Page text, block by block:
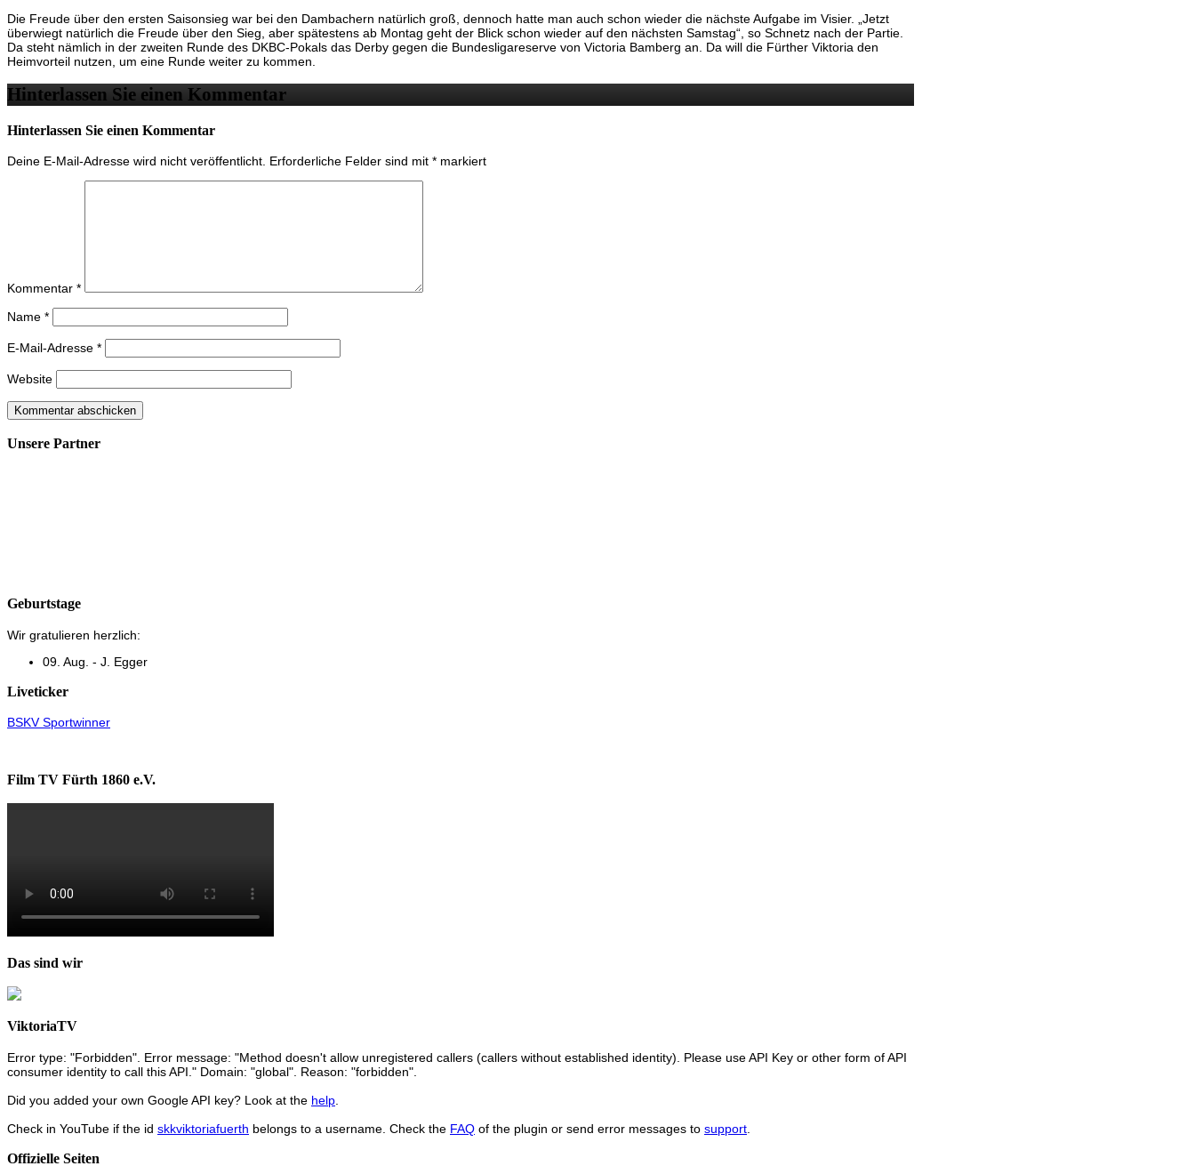
Die Freude über den ersten Saisonsieg war bei den Dambachern natürlich groß, dennoch hatte man auch schon wieder die nächste Aufgabe im Visier. „Jetzt
überwiegt natürlich die Freude über den Sieg, aber spätestens ab Montag geht der Blick schon wieder auf den nächsten Samstag“, so Schnetz nach der Partie.
Da steht nämlich in der zweiten Runde des DKBC-Pokals das Derby gegen die Bundesligareserve von Victoria Bamberg an. Da will die Fürther Viktoria den
Heimvorteil nutzen, um eine Runde weiter zu kommen.
Hinterlassen Sie einen Kommentar
Hinterlassen Sie einen Kommentar
Deine E-Mail-Adresse wird nicht veröffentlicht. Erforderliche Felder sind mit * markiert
Kommentar *
Name *
E-Mail-Adresse *
Website
Unsere Partner
Geburtstage
Wir gratulieren herzlich:
09. Aug. - J. Egger
Liveticker
BSKV Sportwinner
Film TV Fürth 1860 e.V.
Das sind wir
ViktoriaTV
Error type: "Forbidden". Error message: "Method doesn't allow unregistered callers (callers without established identity). Please use API Key or other form of API
consumer identity to call this API." Domain: "global". Reason: "forbidden".
Did you added your own Google API key? Look at the help
Check in YouTube if the id skkviktoriafuerth belongs to a username. Check the FAQ of the plugin or send error messages to support
Offizielle Seiten